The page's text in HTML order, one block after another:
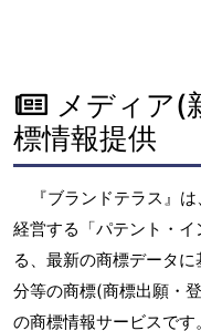
メディア(
標情報提供
『ブランドテラス』
経営する「パテント・
る、最新の商標データ
分等の商標(商標出願・
の商標情報サービスです。